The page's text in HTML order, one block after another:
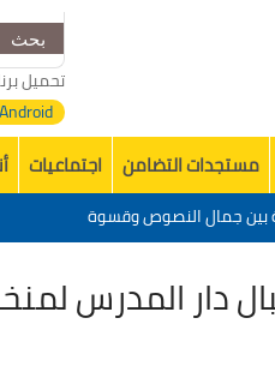
البحث
عن:
تحميل
Android
مستجدات التضامن اجتماعيات
المدرسة المغربية بين جمال النصوص وقسوة
المغربية بين جمال النصوص وقسوة
دار المدرس